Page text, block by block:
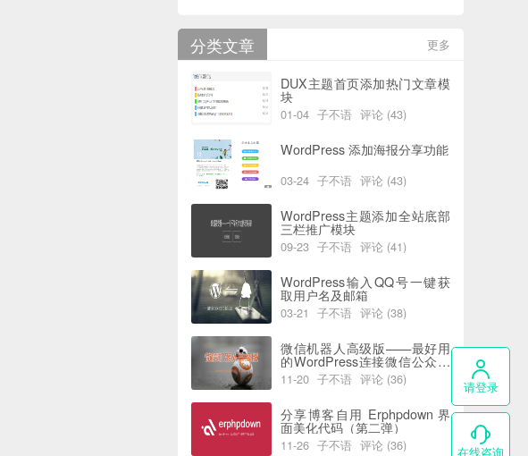
更多
分类文章
DUX主题首页添加热门文章模
块
01-04 子不语 评论 (43)
WordPress 添加海报分享功能
03-24 子不语 评论 (43)
WordPress主题添加全站底部
三栏推广模块
09-23 子不语 评论 (41)
WordPress输入QQ号一键获
取用户名及邮箱
03-21 子不语 评论 (38)
微信机器人高级版——最好用
的WordPress连接微信公众号
插件
11-20 子不语 评论 (36)
分享博客自用 Erphpdown 界
面美化代码（第二弹）
11-26 子不语 评论 (36)
请登录
在线咨询